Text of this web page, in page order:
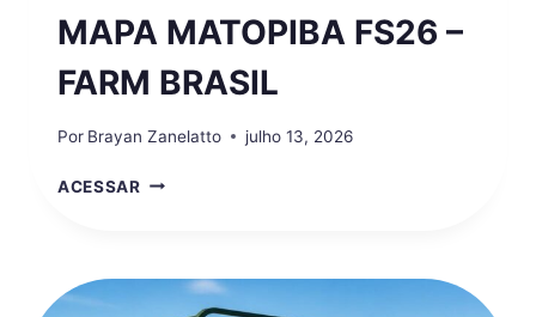
MAPA MATOPIBA FS26 –
FARM BRASIL
Por Brayan Zanelatto julho 13, 2026
ACESSARMAPA
FARM
BRASIL